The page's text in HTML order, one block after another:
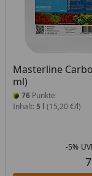
Masterline
ml)
76 Punkte
Inhalt: 5 l (15,20 €/l)
-5%